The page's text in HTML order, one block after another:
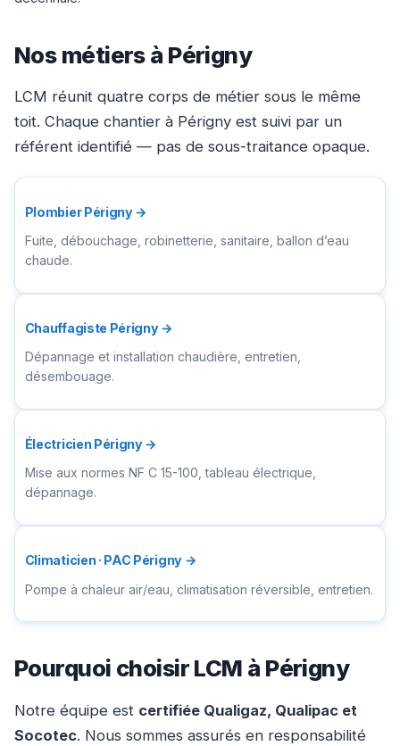
Nos métiers à Périgny
LCM réunit quatre corps de métier sous le même
toit. Chaque chantier à Périgny est suivi par un
référent identifié — pas de sous-traitance opaque.
Plombier Périgny →
Fuite, débouchage, robinetterie, sanitaire, ballon d’eau
chaude.
Chauffagiste Périgny →
Dépannage et installation chaudière, entretien,
désembouage.
Électricien Périgny →
Mise aux normes NF C 15-100, tableau électrique,
dépannage.
Climaticien · PAC Périgny →
Pompe à chaleur air/eau, climatisation réversible, entretien.
Pourquoi choisir LCM à Périgny
Notre équipe est certifiée Qualigaz, Qualipac et
Socotec. Nous sommes assurés en responsabilité